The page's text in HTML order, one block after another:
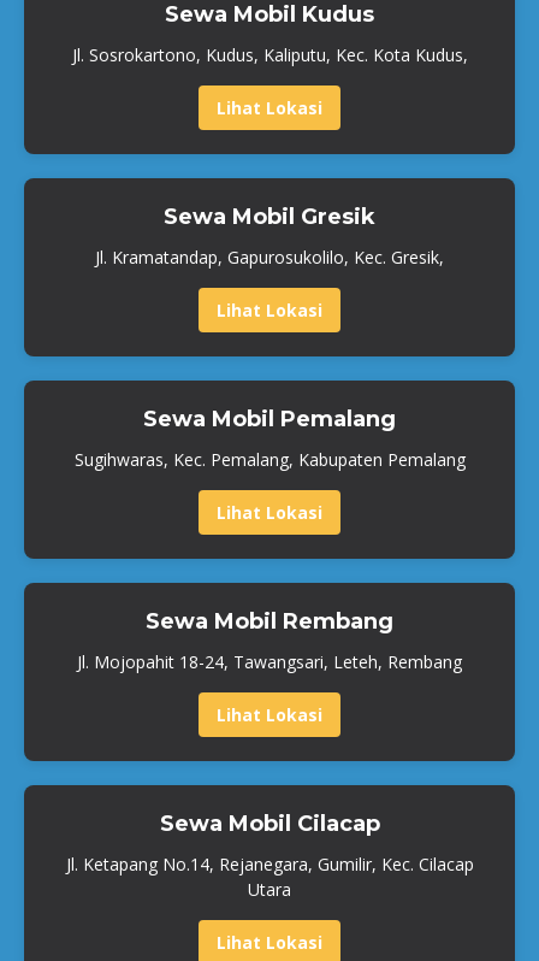
Sewa Mobil Kudus
Jl. Sosrokartono, Kudus, Kaliputu, Kec. Kota Kudus,
Lihat Lokasi
Sewa Mobil Gresik
Jl. Kramatandap, Gapurosukolilo, Kec. Gresik,
Lihat Lokasi
Sewa Mobil Pemalang
Sugihwaras, Kec. Pemalang, Kabupaten Pemalang
Lihat Lokasi
Sewa Mobil Rembang
Jl. Mojopahit 18-24, Tawangsari, Leteh, Rembang
Lihat Lokasi
Sewa Mobil Cilacap
Jl. Ketapang No.14, Rejanegara, Gumilir, Kec. Cilacap
Utara
Lihat Lokasi